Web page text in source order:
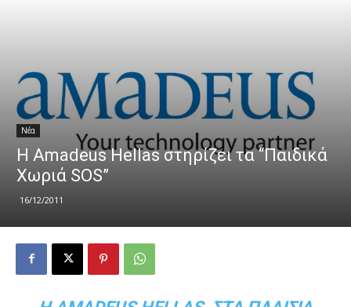
Νέα
Η Amadeus Hellas στηρίζει τα “Παιδικά
Χωριά SOS”
16/12/2011